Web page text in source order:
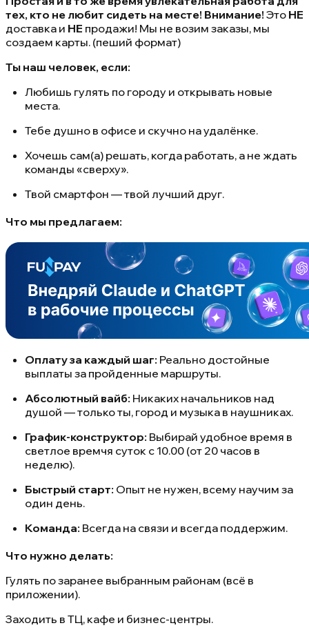
тех, кто не любит сидеть на месте! Внимание! Это НЕ
доставка и НЕ продажи! Мы не возим заказы, мы
создаем карты. (пеший формат)
Ты наш человек, если:
Любишь гулять по городу и открывать новые
места.
Тебе душно в офисе и скучно на удалёнке.
Хочешь сам(а) решать, когда работать, а не ждать
команды «сверху».
Твой смартфон — твой лучший друг.
Что мы предлагаем:
Оплату за каждый шаг: Реально достойные
выплаты за пройденные маршруты.
Абсолютный вайб: Никаких начальников над
душой — только ты, город и музыка в наушниках.
График-конструктор: Выбирай удобное время в
светлое времчя суток с 10.00 (от 20 часов в
неделю).
Быстрый старт: Опыт не нужен, всему научим за
один день.
Команда: Всегда на связи и всегда поддержим.
Что нужно делать:
Гулять по заранее выбранным районам (всё в
приложении).
Заходить в ТЦ, кафе и бизнес-центры.